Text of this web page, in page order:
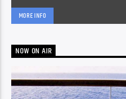
MORE INFO
NOW ON AIR